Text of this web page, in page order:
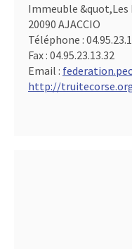
Immeuble &quot,Les
20090 AJACCIO
Téléphone :
Fax : 04.95.23.13.32
Email :
http://